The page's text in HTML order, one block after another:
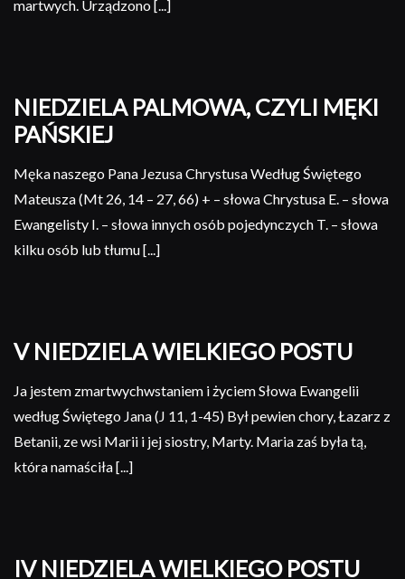
martwych. Urządzono [...]
NIEDZIELA PALMOWA, CZYLI MĘKI
PAŃSKIEJ
Męka naszego Pana Jezusa Chrystusa Według Świętego
Mateusza (Mt 26, 14 – 27, 66) + – słowa Chrystusa E. – słowa
Ewangelisty I. – słowa innych osób pojedynczych T. – słowa
kilku osób lub tłumu [...]
V NIEDZIELA WIELKIEGO POSTU
Ja jestem zmartwychwstaniem i życiem Słowa Ewangelii
według Świętego Jana (J 11, 1-45) Był pewien chory, Łazarz z
Betanii, ze wsi Marii i jej siostry, Marty. Maria zaś była tą,
która namaściła [...]
IV NIEDZIELA WIELKIEGO POSTU